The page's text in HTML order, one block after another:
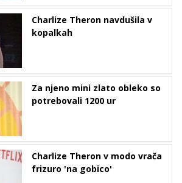
Charlize Theron navdušila v
kopalkah
Za njeno mini zlato obleko so
potrebovali 1200 ur
Charlize Theron v modo vrača
frizuro 'na gobico'